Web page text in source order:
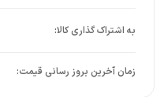
زمان آخرین بروز رسانی قیمت: